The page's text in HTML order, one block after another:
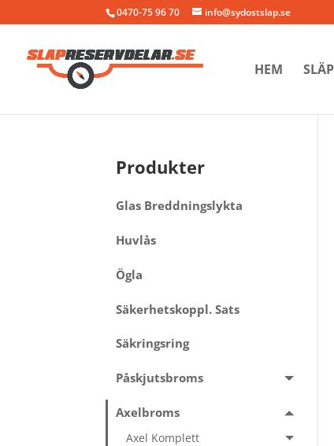
0470-75 96 70 info@sydostslap.se
HEM SLÄP
Produkter
Glas Breddningslykta
Huvlås
Ögla
Säkerhetskoppl. Sats
Säkringsring
Påskjutsbroms
Axelbroms
Axel Komplett